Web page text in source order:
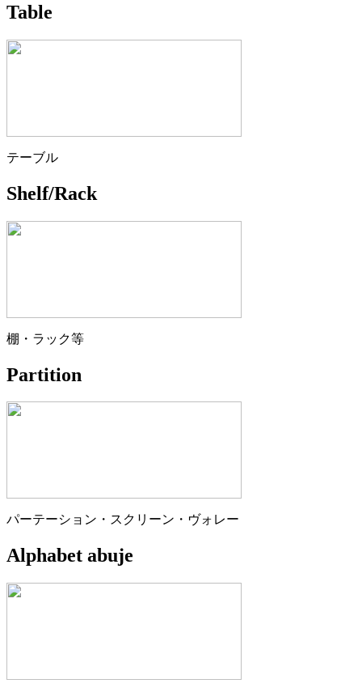
Table
テーブル
Shelf/Rack
棚・ラック等
Partition
パーテーション・スクリーン・ヴォレー
Alphabet abuje